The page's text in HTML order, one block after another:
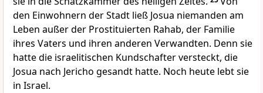
den Einwohnern der Stadt ließ Josua niemanden am
Leben außer der Prostituierten Rahab, der Familie
ihres Vaters und ihren anderen Verwandten. Denn sie
hatte die israelitischen Kundschafter versteckt, die
Josua nach Jericho gesandt hatte. Noch heute lebt sie
in Israel.